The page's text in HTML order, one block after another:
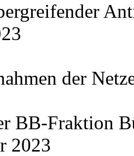
der
BB-Fraktion
2023